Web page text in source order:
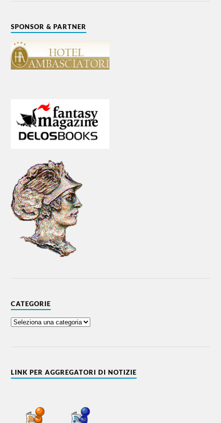
SPONSOR & PARTNER
CATEGORIE
LINK PER AGGREGATORI DI NOTIZIE